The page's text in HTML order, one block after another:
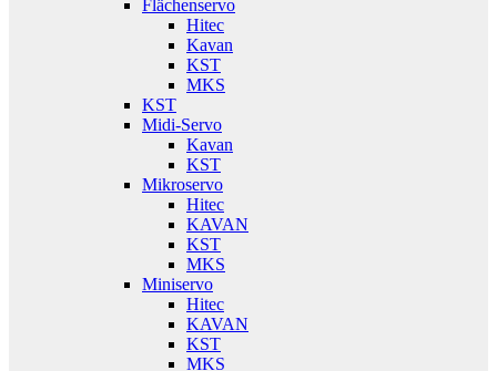
Flächenservo
Hitec
Kavan
KST
MKS
KST
Midi-Servo
Kavan
KST
Mikroservo
Hitec
KAVAN
KST
MKS
Miniservo
Hitec
KAVAN
KST
MKS